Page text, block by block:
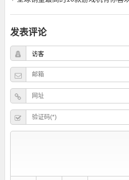
发表评论